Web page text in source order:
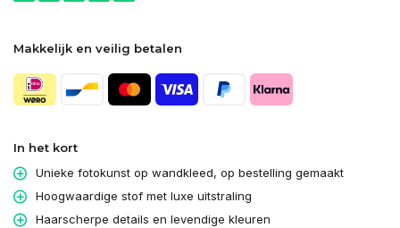
Makkelijk en veilig betalen
In het kort
Unieke fotokunst op wandkleed, op bestelling gemaakt
Hoogwaardige stof met luxe uitstraling
Haarscherpe details en levendige kleuren